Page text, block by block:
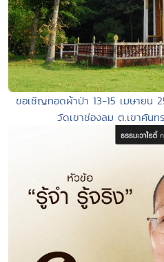
ขอเชิญทอดผ้าป่า 13-15 เมษายน
วัดเขาช่องลม ต.เขาคัน